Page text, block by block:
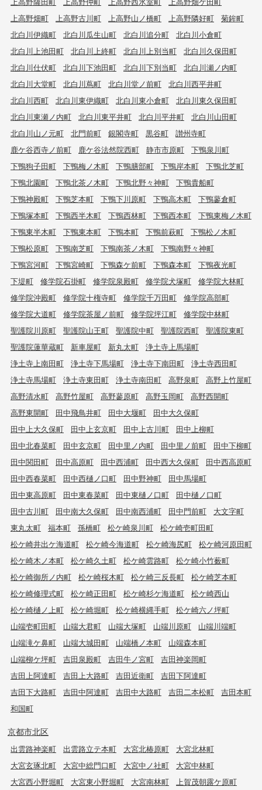
上高野畑町
上高野古川町 上高野山ノ橋町 上高野隣好町
菊鉾町
北白川伊織町
北白川瓜生山町 北白川追分町
北白川小倉町
北白川上池田町
北白川上終町 北白川上別当町
北白川久保田町
北白川仕伏町
北白川下池田町 北白川下別当町
北白川瀬ノ内町
北白川大堂町
北白川蔦町 北白川堂ノ前町
北白川西平井町
北白川西町
北白川東伊織町 北白川東小倉町
北白川東久保田町
北白川東瀬ノ内町
北白川東平井町 北白川平井町
北白川山田町
北白川山ノ元町
北門前町 銀閣寺町 黒谷町
讃州寺町
鹿ケ谷西寺ノ前町
鹿ケ谷法然院西町 静市市原町
下鴨泉川町
下鴨狗子田町
下鴨梅ノ木町 下鴨膳部町 下鴨岸本町
下鴨北芝町
下鴨北園町
下鴨北茶ノ木町 下鴨北野々神町
下鴨貴船町
下鴨神殿町
下鴨芝本町 下鴨下川原町 下鴨高木町
下鴨蓼倉町
下鴨塚本町
下鴨西半木町 下鴨西林町 下鴨西本町
下鴨東梅ノ木町
下鴨東半木町
下鴨東本町 下鴨本町 下鴨前萩町
下鴨松ノ木町
下鴨松原町
下鴨南芝町 下鴨南茶ノ木町
下鴨南野々神町
下鴨宮河町
下鴨宮崎町 下鴨森ケ前町 下鴨森本町
下鴨夜光町
下堤町
修学院石掛町 修学院泉殿町 修学院犬塚町
修学院大林町
修学院沖殿町
修学院十権寺町 修学院千万田町
修学院高部町
修学院大道町
修学院茶屋ノ前町 修学院坪江町
修学院中林町
聖護院川原町
聖護院山王町 聖護院中町 聖護院西町
聖護院東町
聖護院蓮華蔵町
新車屋町 新丸太町
浄土寺上馬場町
浄土寺上南田町
浄土寺下馬場町 浄土寺下南田町
浄土寺西田町
浄土寺馬場町
浄土寺東田町 浄土寺南田町 高野泉町
高野上竹屋町
高野清水町
高野竹屋町 高野蓼原町 高野玉岡町
高野西開町
高野東開町
田中飛鳥井町 田中大堰町
田中大久保町
田中上大久保町
田中上玄京町 田中上古川町
田中上柳町
田中北春菜町
田中玄京町 田中里ノ内町 田中里ノ前町
田中下柳町
田中関田町
田中高原町 田中西浦町 田中西大久保町
田中西高原町
田中西春菜町
田中西樋ノ口町 田中野神町
田中馬場町
田中東高原町
田中東春菜町 田中東樋ノ口町
田中樋ノ口町
田中古川町
田中南大久保町 田中南西浦町 田中門前町
大文字町
東丸太町
福本町 孫橋町 松ケ崎泉川町
松ケ崎壱町田町
松ケ崎井出ケ海道町
松ケ崎今海道町 松ケ崎海尻町
松ケ崎河原田町
松ケ崎木ノ本町
松ケ崎久土町 松ケ崎雲路町
松ケ崎小竹薮町
松ケ崎御所ノ内町
松ケ崎桜木町 松ケ崎三反長町
松ケ崎芝本町
松ケ崎修理式町
松ケ崎正田町 松ケ崎杉ケ海道町
松ケ崎西山
松ケ崎樋ノ上町
松ケ崎堀町 松ケ崎横縄手町
松ケ崎六ノ坪町
山端壱町田町
山端大君町 山端大塚町 山端川原町
山端川端町
山端滝ケ鼻町
山端大城田町 山端橋ノ本町
山端森本町
山端柳ケ坪町
吉田泉殿町 吉田牛ノ宮町
吉田神楽岡町
吉田上阿達町
吉田上大路町 吉田近衛町
吉田下阿達町
吉田下大路町
吉田中阿達町 吉田中大路町 吉田二本松町
吉田本町
和国町
京都市北区
出雲路神楽町 出雲路立テ本町 大宮北椿原町
大宮北林町
大宮玄琢北町
大宮中総門口町 大宮中ノ社町
大宮中林町
大宮西小野堀町
大宮東小野堀町 大宮南林町
上賀茂朝露ケ原町